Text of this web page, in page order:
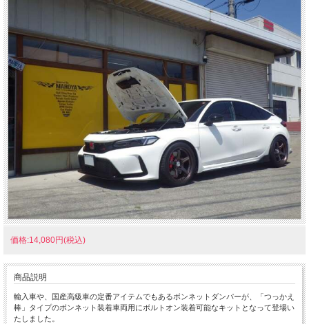
価格:14,080円(税込)
商品説明
輸入車や、国産高級車の定番アイテムでもあるボンネットダンパーが、「つっかえ
棒」タイプのボンネット装着車両用にボルトオン装着可能なキットとなって登場い
たしました。